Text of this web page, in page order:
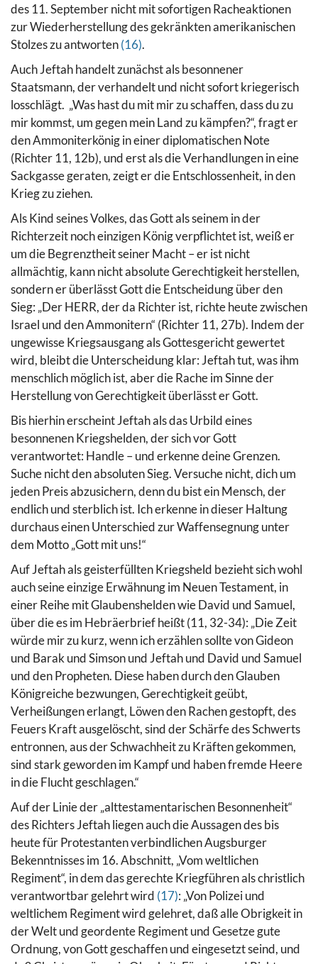
des 11. September nicht mit sofortigen Racheaktionen
zur Wiederherstellung des gekränkten amerikanischen
Stolzes zu antworten(16).
Auch Jeftah handelt zunächst als besonnener
Staatsmann, der verhandelt und nicht sofort kriegerisch
losschlägt. „Was hast du mit mir zu schaffen, dass du zu
mir kommst, um gegen mein Land zu kämpfen?“, fragt er
den Ammoniterkönig in einer diplomatischen Note
(Richter 11, 12b), und erst als die Verhandlungen in eine
Sackgasse geraten, zeigt er die Entschlossenheit, in den
Krieg zu ziehen.
Als Kind seines Volkes, das Gott als seinem in der
Richterzeit noch einzigen König verpflichtet ist, weiß er
um die Begrenztheit seiner Macht – er ist nicht
allmächtig, kann nicht absolute Gerechtigkeit herstellen,
sondern er überlässt Gott die Entscheidung über den
Sieg: „Der HERR, der da Richter ist, richte heute zwischen
Israel und den Ammonitern“ (Richter 11, 27b). Indem der
ungewisse Kriegsausgang als Gottesgericht gewertet
wird, bleibt die Unterscheidung klar: Jeftah tut, was ihm
menschlich möglich ist, aber die Rache im Sinne der
Herstellung von Gerechtigkeit überlässt er Gott.
Bis hierhin erscheint Jeftah als das Urbild eines
besonnenen Kriegshelden, der sich vor Gott
verantwortet: Handle – und erkenne deine Grenzen.
Suche nicht den absoluten Sieg. Versuche nicht, dich um
jeden Preis abzusichern, denn du bist ein Mensch, der
endlich und sterblich ist. Ich erkenne in dieser Haltung
durchaus einen Unterschied zur Waffensegnung unter
dem Motto „Gott mit uns!“
Auf Jeftah als geisterfüllten Kriegsheld bezieht sich wohl
auch seine einzige Erwähnung im Neuen Testament, in
einer Reihe mit Glaubenshelden wie David und Samuel,
über die es im Hebräerbrief heißt (11, 32-34): „Die Zeit
würde mir zu kurz, wenn ich erzählen sollte von Gideon
und Barak und Simson und Jeftah und David und Samuel
und den Propheten. Diese haben durch den Glauben
Königreiche bezwungen, Gerechtigkeit geübt,
Verheißungen erlangt, Löwen den Rachen gestopft, des
Feuers Kraft ausgelöscht, sind der Schärfe des Schwerts
entronnen, aus der Schwachheit zu Kräften gekommen,
sind stark geworden im Kampf und haben fremde Heere
in die Flucht geschlagen.“
Auf der Linie der „alttestamentarischen Besonnenheit“
des Richters Jeftah liegen auch die Aussagen des bis
heute für Protestanten verbindlichen Augsburger
Bekenntnisses im 16. Abschnitt, „Vom weltlichen
Regiment“, in dem das gerechte Kriegführen als christlich
verantwortbar gelehrt wird (17): „Von Polizei und
weltlichem Regiment wird gelehret, daß alle Obrigkeit in
der Welt und geordente Regiment und Gesetze gute
Ordnung, von Gott geschaffen und eingesetzt seind, und